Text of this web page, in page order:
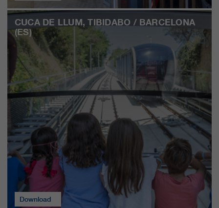
CUCA DE LLUM, TIBIDABO / BARCELONA
(ES)
Download